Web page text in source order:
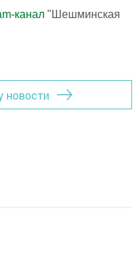
канал "Шешминская
новости